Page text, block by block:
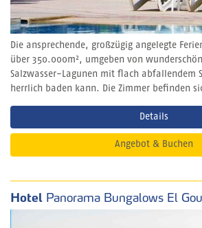
Die ansprechende, großzügig angelegte
über 350.000m², umgeben von
Salzwasser-Lagunen mit flach abfallendem
herrlich baden kann. Die Zimmer befinden
Details
Angebot & Buchen
Hotel Panorama Bungalows El